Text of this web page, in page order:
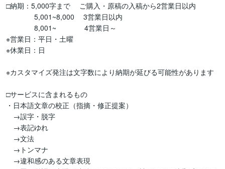
□納期：5,000字まで　 ご購入・原稿の入稿から2営業日以内
5,001~8,000 　3営業日以内
8,001~　　　　4営業日～
※営業日：平日・土曜
※休業日：日
※カスタマイズ発注は文字数により納期が延びる可能性があります
□サービスに含まれるもの
・日本語文章の校正（指摘・修正提案）
→誤字・脱字
→表記ゆれ
→文法
→トンマナ
→違和感のある文章表現